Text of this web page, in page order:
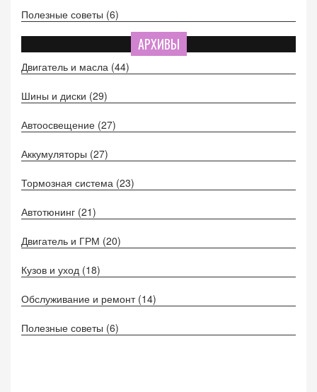
Полезные советы (6)
АРХИВЫ
Двигатель и масла (44)
Шины и диски (29)
Автоосвещение (27)
Аккумуляторы (27)
Тормозная система (23)
Автотюнинг (21)
Двигатель и ГРМ (20)
Кузов и уход (18)
Обслуживание и ремонт (14)
Полезные советы (6)